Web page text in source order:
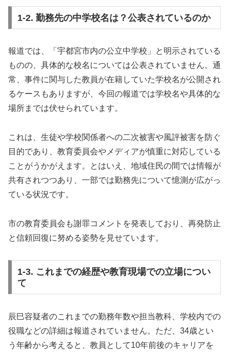
1-2. 勤務先の中学校名は？公表されているのか
報道では、「宇都宮市内の公立中学校」と明示されている
ものの、具体的な校名については公表されていません。通
常、事件に関与した教員が在籍していた学校名が公開され
るケースもありますが、今回の報道では学校名や具体的な
場所までは伏せられています。
これは、生徒や学校関係者への二次被害や風評被害を防ぐ
目的であり、教育委員会やメディアが慎重に対応している
ことがうかがえます。とはいえ、地域住民の間では情報が
共有されつつあり、一部では勤務先について憶測が広がっ
ている状況です。
市の教育委員会も謝罪コメントを発表しており、再発防止
と信頼回復に努める姿勢を見せています。
1-3. これまでの経歴や教育現場での立場につい
て
辰巳容疑者のこれまでの勤務年数や担当教科、学校内での
役職などの詳細は報道されていません。ただ、34歳とい
う年齢から考えると、教員として10年前後のキャリアを